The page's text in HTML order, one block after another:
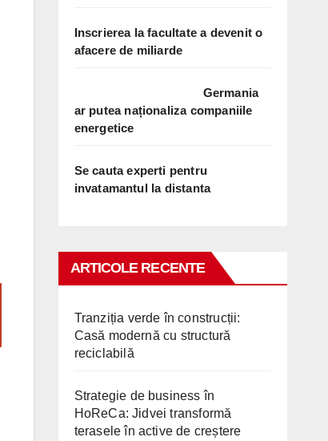
Inscrierea la facultate a devenit o
afacere de miliarde
Germania
ar putea naționaliza companiile
energetice
Se cauta experti pentru
invatamantul la distanta
ARTICOLE RECENTE
Tranziția verde în construcții:
Casă modernă cu structură
reciclabilă
Strategie de business în
HoReCa: Jidvei transformă
terasele în active de creștere